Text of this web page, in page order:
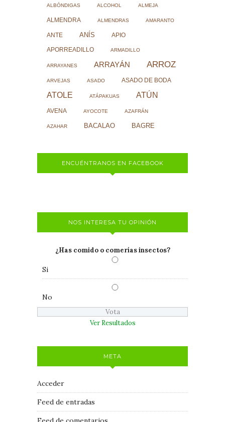
ALBÓNDIGAS ALCOHOL ALMEJA
ALMENDRA ALMENDRAS AMARANTO
ANTE ANÍS APIO
APORREADILLO ARMADILLO
ARRAYANES ARRAYÁN ARROZ
ARVEJAS ASADO ASADO DE BODA
ATOLE ATÁPAKUAS ATÚN
AVENA AYOCOTE AZAFRÁN
AZAHAR BACALAO BAGRE
ENCUÉNTRANOS EN FACEBOOK
NOS INTERESA TU OPINIÓN
¿Has comido o comerías insectos?
Si
No
Ver Resultados
META
Acceder
Feed de entradas